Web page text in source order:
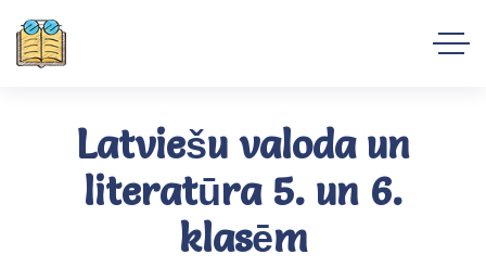
Latviešu valoda un
literatūra 5. un 6.
klasēm